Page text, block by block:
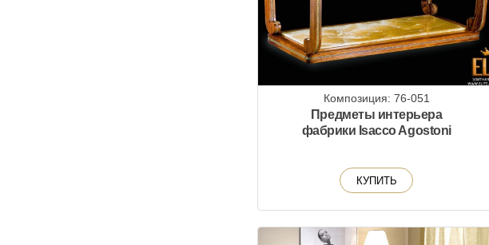
Композиция: 76-051
Предметы интерьера
фабрики Isacco Agostoni
КУПИТЬ